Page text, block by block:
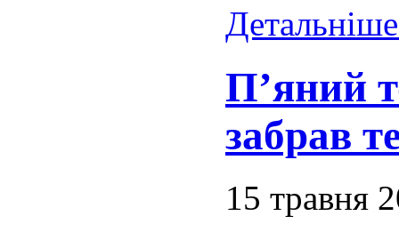
П’яний
забрав
15 травня